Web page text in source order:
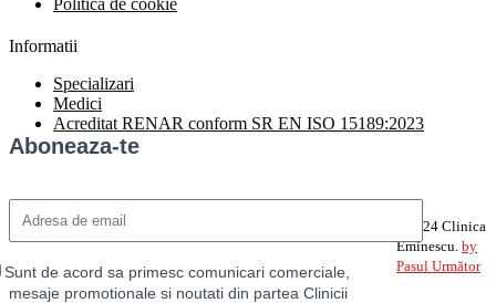
Politica de cookie
Informatii
Specializari
Medici
Acreditat RENAR conform SR EN ISO 15189:2023
Aboneaza-te
Sunt de acord sa primesc comunicari comerciale,
mesaje promotionale si noutati din partea Clinicii
©2024 Clinica
Eminescu. by
Pasul Următor